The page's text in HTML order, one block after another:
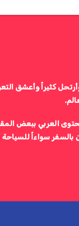
كثيراً وأعشق
العربي ببعض
بالسفر سواءاً